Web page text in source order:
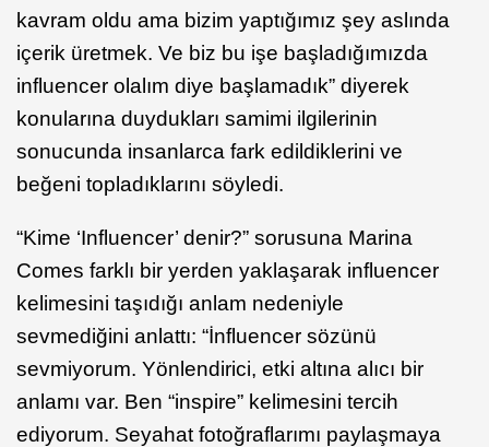
kavram oldu ama bizim yaptığımız şey aslında
içerik üretmek. Ve biz bu işe başladığımızda
influencer olalım diye başlamadık” diyerek
konularına duydukları samimi ilgilerinin
sonucunda insanlarca fark edildiklerini ve
beğeni topladıklarını söyledi.
“Kime ‘Influencer’ denir?” sorusuna Marina
Comes farklı bir yerden yaklaşarak influencer
kelimesini taşıdığı anlam nedeniyle
sevmediğini anlattı: “İnfluencer sözünü
sevmiyorum. Yönlendirici, etki altına alıcı bir
anlamı var. Ben “inspire” kelimesini tercih
ediyorum. Seyahat fotoğraflarımı paylaşmaya